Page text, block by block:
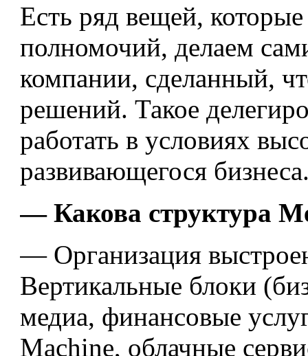
Есть ряд вещей,
полномочий, делаем
компании, сделанный,
решений. Такое
работать в условиях
развивающегося
— Какова структура
— Организация
Вертикальные блоки
медиа, финансовые
Machine, облачные